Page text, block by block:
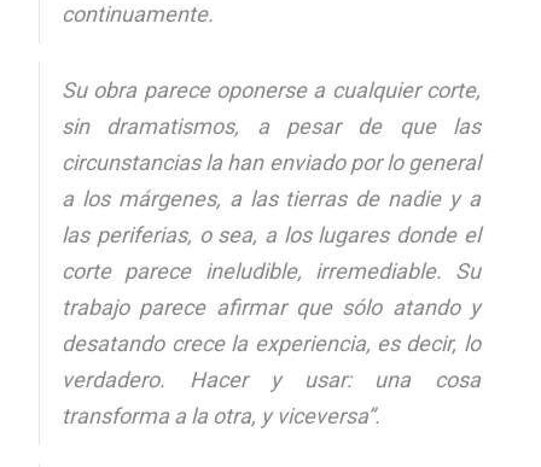
continuamente.
Su obra parece oponerse a cualquier corte,
sin dramatismos, a pesar de que las
circunstancias la han enviado por lo general
a los márgenes, a las tierras de nadie y a
las periferias, o sea, a los lugares donde el
corte parece ineludible, irremediable. Su
trabajo parece afirmar que sólo atando y
desatando crece la experiencia, es decir, lo
verdadero. Hacer y usar: una cosa
transforma a la otra, y viceversa”.